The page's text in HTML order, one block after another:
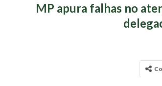
MP apura falhas no